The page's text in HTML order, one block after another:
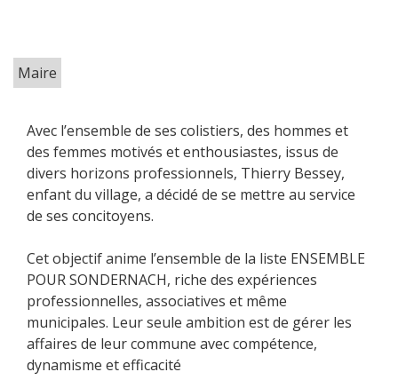
Maire
Avec l’ensemble de ses colistiers, des hommes et
des femmes motivés et enthousiastes, issus de
divers horizons professionnels, Thierry Bessey,
enfant du village, a décidé de se mettre au service
de ses concitoyens.
Cet objectif anime l’ensemble de la liste ENSEMBLE
POUR SONDERNACH, riche des expériences
professionnelles, associatives et même
municipales. Leur seule ambition est de gérer les
affaires de leur commune avec compétence,
dynamisme et efficacité